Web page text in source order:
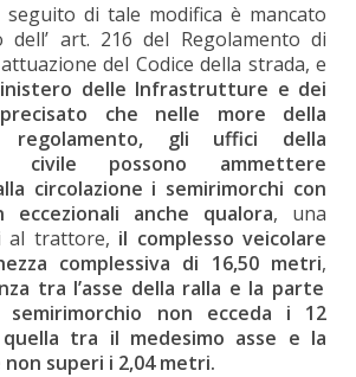
di tale modifica è mancato
dell’ art. 216 del Regolamento di
del Codice della strada, e
delle Infrastrutture e dei
che nelle more della
regolamento, gli uffici della
civile possono ammettere
circolazione i semirimorchi con
eccezionali
anche qualora, una
al trattore, il complesso veicolare
complessiva di 16,50 metri,
tra l’asse della ralla e la parte
non ecceda i 12
tra il medesimo asse e la
superi i 2,04 metri.